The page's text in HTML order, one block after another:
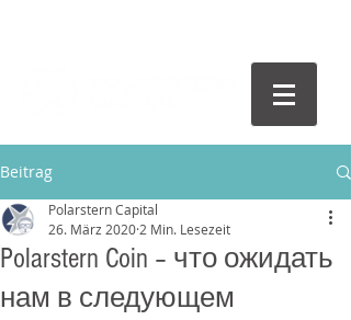
Beitrag
Polarstern Coin – что ожидать
нам в следующем
Polarstern Capital
26. März 2020 2 Min. Lesezeit